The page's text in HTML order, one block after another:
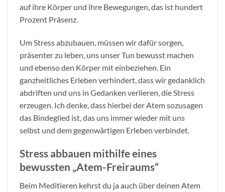
auf ihre Körper und ihre Bewegungen, das ist hundert
Prozent Präsenz.
Um Stress abzubauen, müssen wir dafür sorgen,
präsenter zu leben, uns unser Tun bewusst machen
und ebenso den Körper mit einbeziehen. Ein
ganzheitliches Erleben verhindert, dass wir gedanklich
abdriften und uns in Gedanken verlieren, die Stress
erzeugen. Ich denke, dass hierbei der Atem sozusagen
das Bindeglied ist, das uns immer wieder mit uns
selbst und dem gegenwärtigen Erleben verbindet.
Stress abbauen mithilfe eines
bewussten „Atem-Freiraums“
Beim Meditieren kehrst du ja auch über deinen Atem